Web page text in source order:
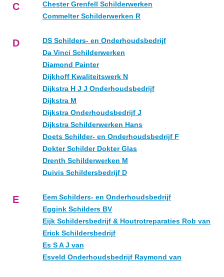
C
Chester Grenfell Schilderwerken
Commelter Schilderwerken R
D
DS Schilders- en Onderhoudsbedrijf
Da Vinci Schilderwerken
Diamond Painter
Dijkhoff Kwaliteitswerk N
Dijkstra H J J Onderhoudsbedrijf
Dijkstra M
Dijkstra Onderhoudsbedrijf J
Dijkstra Schilderwerken Hans
Doets Schilder- en Onderhoudsbedrijf F
Dokter Schilder Dokter Glas
Drenth Schilderwerken M
Duivis Schildersbedrijf D
E
Eem Schilders- en Onderhoudsbedrijf
Eggink Schilders BV
Eijk Schildersbedrijf & Houtrotreparaties Rob van
Erick Schildersbedrijf
Es S A J van
Esveld Onderhoudsbedrijf Raymond van